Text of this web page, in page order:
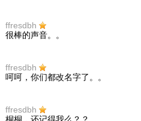
ffresdbh
很棒的声音。。
ffresdbh
呵呵，你们都改名字了。。
ffresdbh